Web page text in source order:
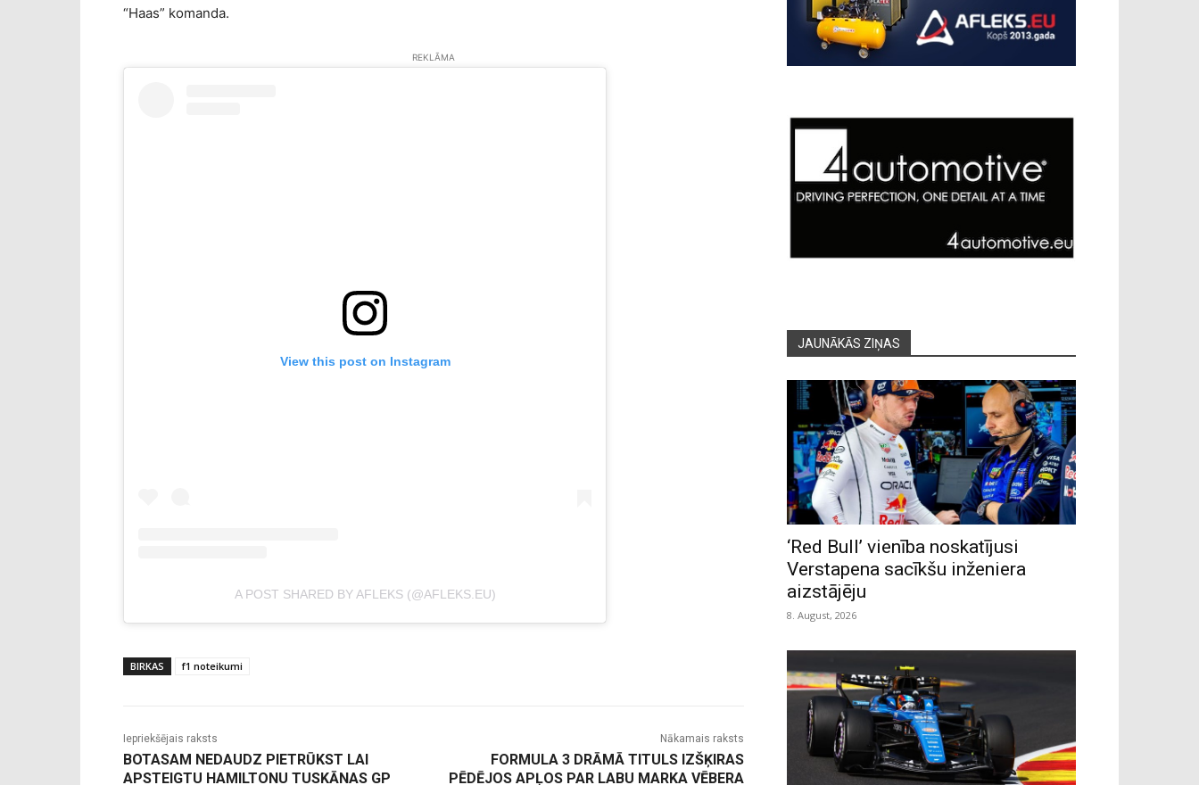
“Haas” komanda.
REKLĀMA
View this post on Instagram
A POST SHARED BY AFLEKS (@AFLEKS.EU)
BIRKAS f1 noteikumi
Iepriekšējais raksts
BOTASAM NEDAUDZ PIETRŪKST LAI
APSTEIGTU HAMILTONU TUSKĀNAS GP
Nākamais raksts
FORMULA 3 DRĀMĀ TITULS IZŠĶIRAS
PĒDĒJOS APĻOS PAR LABU MARKA VĒBERA
JAUNĀKĀS ZIŅAS
‘Red Bull’ vienība noskatījusi
Verstapena sacīkšu inženiera
aizstājēju
8. August, 2026